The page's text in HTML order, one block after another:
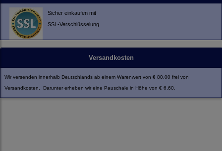
Sicher einkaufen mit
SSL-Verschlüsselung.
Versandkosten
Wir versenden innerhalb Deutschlands ab einem Warenwert von € 80,00 frei von
Versandkosten. Darunter erheben wir eine Pauschale in Höhe von € 6,60.